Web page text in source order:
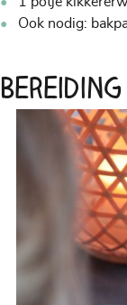
Ook nodig:
Bereiding